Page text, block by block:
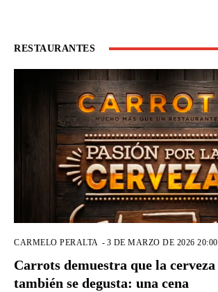
RESTAURANTES
CARMELO PERALTA - 3 DE MARZO DE 2026 20:00
Carrots demuestra que la cerveza
también se degusta: una cena